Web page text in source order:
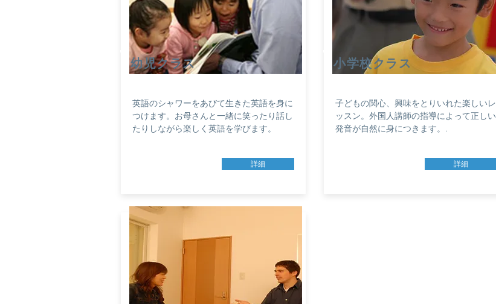
​幼児クラス
英語のシャワーをあびて生きた英語を身に
つけます。お母さんと一緒に笑ったり話し
たりしながら楽しく英語を学びます。
詳細
​小学校クラス
子どもの関心、興味をとりいれた楽しいレ
ッスン。外国人講師の指導によって正しい
発音が自然に身につきます。.
詳細